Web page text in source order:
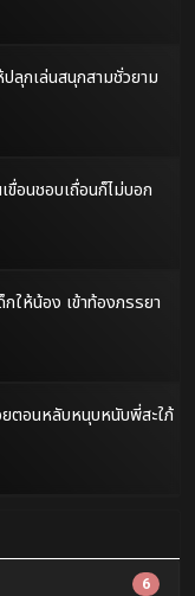
กเล่นสนุกสามชั่วยาม
อนชอบเถื่อนก็ไม่บอก
ให้น้อง เข้าท้องภรรยา
อนหลับหนุบหนับพี่สะใภ้
6